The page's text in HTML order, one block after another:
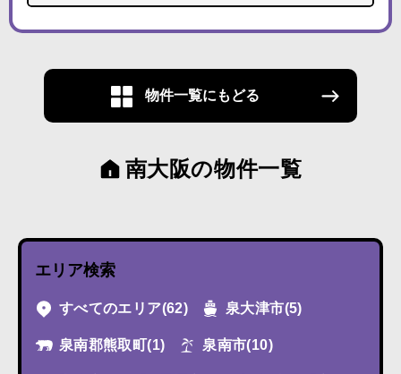
物件一覧にもどる
南大阪の物件一覧
エリア検索
すべてのエリア(62) 泉大津市(5)
泉南郡熊取町(1) 泉南市(10)